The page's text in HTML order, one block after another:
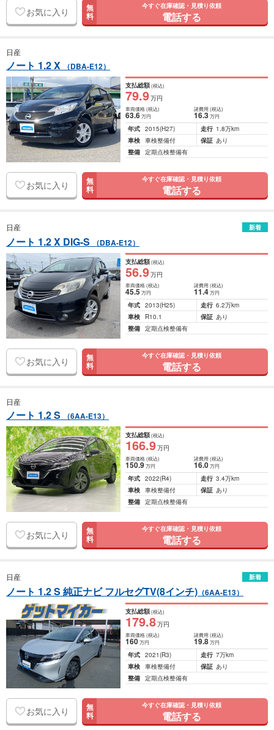
お気に入り 無
料
今すぐ在庫確認・見積り依頼
電話する
日産
ノート 1.2 X （DBA-E12）
支払総額(税込)
79.9万円
車両価格(税込)
63.6万円
諸費用 (税込)
16.3 万円
年式 2015(H27) 走行 1.8万km
車検 車検整備付 保証 あり
整備 定期点検整備有
お気に入り 無
料
今すぐ在庫確認・見積り依頼
電話する
日産 新着
ノート 1.2 X DIG-S （DBA-E12）
支払総額(税込)
56.9万円
車両価格(税込)
45.5万円
諸費用 (税込)
11.4 万円
年式 2013(H25) 走行 6.2万km
車検
R10.1 保証 あり
整備 定期点検整備有
お気に入り 無
料
今すぐ在庫確認・見積り依頼
電話する
日産
ノート 1.2 S （6AA-E13）
支払総額(税込)
166.9万円
車両価格(税込)
150.9万円
諸費用 (税込)
16.0 万円
年式 2022(R4) 走行 3.4万km
車検 車検整備付 保証 あり
整備 定期点検整備有
お気に入り 無
料
今すぐ在庫確認・見積り依頼
電話する
日産 新着
ノート 1.2 S 純正ナビ フルセグTV(8インチ) （6AA-E13）
支払総額(税込)
179.8万円
車両価格(税込)
160万円
諸費用 (税込)
19.8 万円
年式 2021(R3) 走行 7万km
車検 車検整備付 保証 あり
整備 定期点検整備有
お気に入り 無
料
今すぐ在庫確認・見積り依頼
電話する